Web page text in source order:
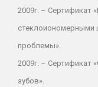
2009г. – Сертификат
стеклоиономерными
проблемы».
2009г. – Сертификат
зубов».